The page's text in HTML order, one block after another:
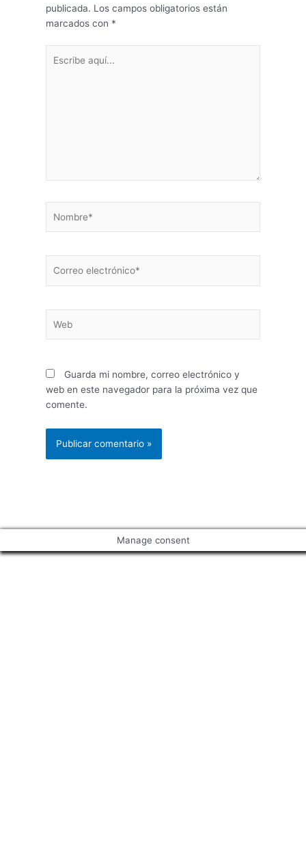
publicada. Los campos obligatorios están
marcados con *
aquí...
electrónico*
Guarda mi nombre, correo electrónico y
web en este navegador para la próxima vez que
comente.
Manage consent